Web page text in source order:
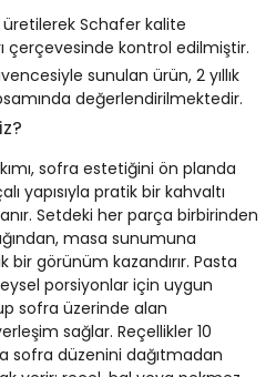
Schafer kalite
çerçevesinde kontrol edilmiştir.
sunulan ürün, 2 yıllık
değerlendirilmektedir.
sofra estetiğini ön planda
yapısıyla pratik bir kahvaltı
Setdeki her parça birbirinden
masa sunumuna
görünüm kazandırır. Pasta
porsiyonlar için uygun
sofra üzerinde alan
sağlar. Reçellikler 10
sofra düzenini dağıtmadan